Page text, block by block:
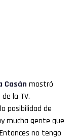
Casán mostró
la TV.
posibilidad de
mucha gente que
no tengo